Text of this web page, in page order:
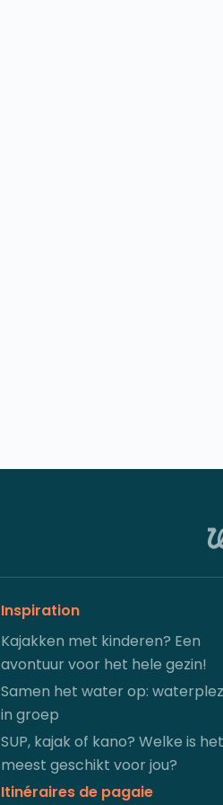
Inspiration
Kajakken met kinderen? Een
avontuur voor het hele gezin!
Samen het water op:
in groep
SUP, kajak of kano? Welke is het
meest geschikt voor jou?
Itinéraires de pagaie